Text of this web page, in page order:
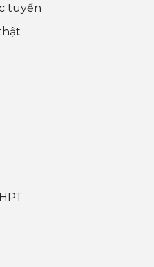
tuyến